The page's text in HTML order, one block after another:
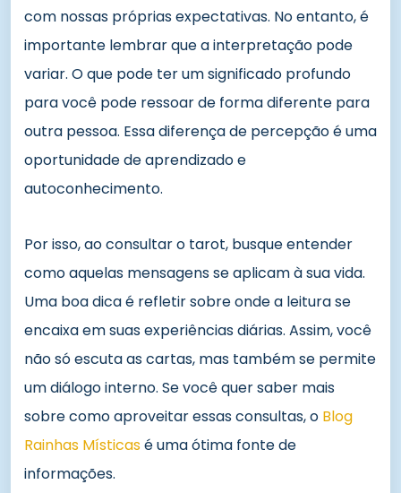
com nossas próprias expectativas. No entanto, é
importante lembrar que a interpretação pode
variar. O que pode ter um significado profundo
para você pode ressoar de forma diferente para
outra pessoa. Essa diferença de percepção é uma
oportunidade de aprendizado e
autoconhecimento.
Por isso, ao consultar o tarot, busque entender
como aquelas mensagens se aplicam à sua vida.
Uma boa dica é refletir sobre onde a leitura se
encaixa em suas experiências diárias. Assim, você
não só escuta as cartas, mas também se permite
um diálogo interno. Se você quer saber mais
sobre como aproveitar essas consultas, o Blog
Rainhas Místicasé uma ótima fonte de
informações.